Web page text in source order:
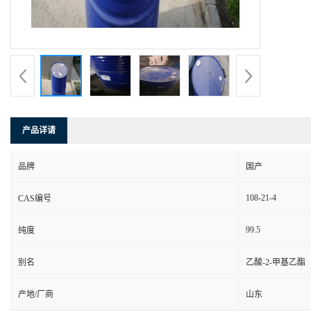
产品详请
品牌 国产
CAS编号 108-21-4
纯度 99.5
别名 乙酸-2-甲基乙酯
产地/厂商 山东